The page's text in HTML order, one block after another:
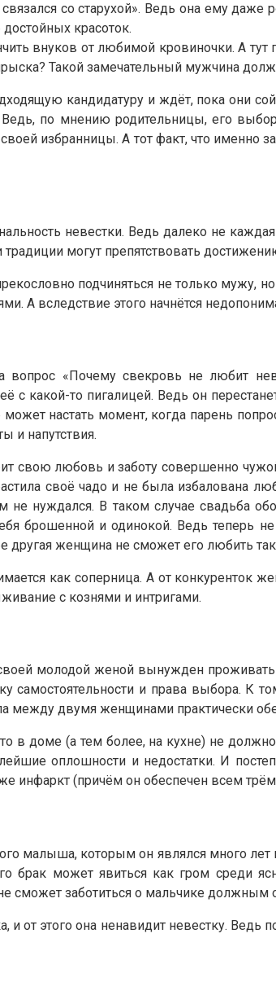
со старухой». Ведь она ему
красоток.
внуков от любимой кровиночки. А
Такой замечательный мужчина
кандидатуру и ждёт, пока они
по мнению родительницы, его
избранницы. А тот факт, что именно
невестки. Ведь далеко не
могут препятствовать
подчиняться не только мужу,
А вследствие этого начнётся
«Почему свекровь не любит
с какой-то пигалицей. Ведь он
настать момент, когда парень
и напутствия.
свою любовь и заботу совершенно
своё чадо и не была избалована
нуждался. В таком случае свадьба
брошенной и одинокой. Ведь теперь
женщина не сможет его любить так
как соперница. А от
с кознями и интригами.
молодой женой вынужден
самостоятельности и права выбора. К
между двумя женщинами практически
в доме (а тем более, на кухне) не
оплошности и недостатки. И
инфаркт (причём он обеспечен всем
малыша, которым он являлся много
брак может явиться как гром среди
сможет заботиться о мальчике
и от этого она ненавидит невестку.